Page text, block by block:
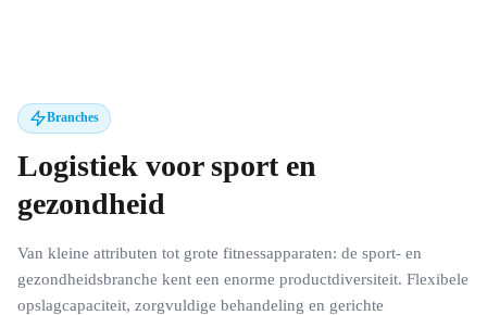
Branches
Logistiek voor sport en
gezondheid
Van kleine attributen tot grote fitnessapparaten: de sport- en
gezondheidsbranche kent een enorme productdiversiteit. Flexibele
opslagcapaciteit, zorgvuldige behandeling en gerichte